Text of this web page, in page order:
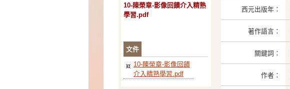
10-陳榮章-影像回饋介入精熟
學習.pdf
文件
10-陳榮章-影像回饋
介入精熟學習.pdf
西元出版年：
著作語言：
關鍵詞：
作者：